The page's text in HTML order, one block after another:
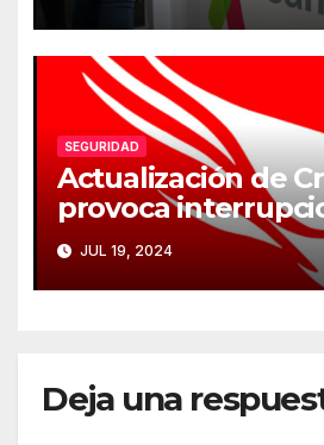
genéticos
SEGURIDAD
Actualización de
provoca
masivas en
JUL 19, 2024
Deja una